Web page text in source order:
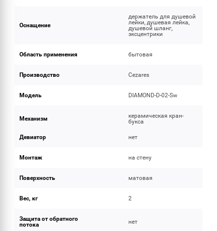
Оснащение
держатель для душевой
лейки, душевая лейка,
душевой шланг,
эксцентрики
Область применения бытовая
Производство Cezares
Модель DIAMOND-D-02-Sw
Механизм
керамическая кран-
букса
Девиатор нет
Монтаж на стену
Поверхность матовая
Вес, кг 2
Защита от обратного
потока
нет